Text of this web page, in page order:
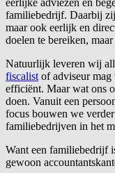
eerlijke adviezen en
familiebedrijf. Daarbij
maar ook eerlijk en
doelen te bereiken,
Natuurlijk leveren wij
fiscalist of adviseur mag
efficiënt. Maar wat ons
doen. Vanuit een
focus bouwen we
familiebedrijven in het
Want een familiebedrijf
gewoon